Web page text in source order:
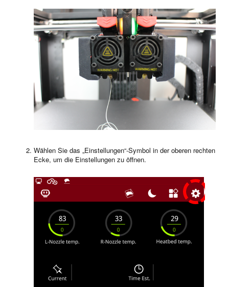
Wählen Sie das „Einstellungen“-Symbol in der oberen rechten
Ecke, um die Einstellungen zu öffnen.